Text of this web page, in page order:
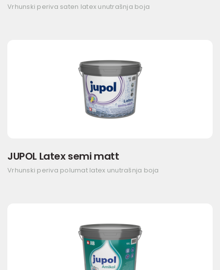
Vrhunski periva saten latex unutrašnja boja
JUPOL Latex semi matt
Vrhunski periva polumat latex unutrašnja boja